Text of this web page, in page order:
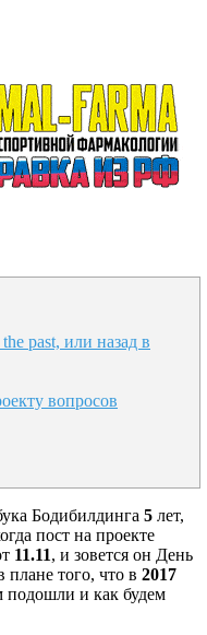
past, или назад в
вопросов
Бодибилдинга 5 лет,
пост на проекте
11.11, и зовется он День
того, что в 2017
и как будем